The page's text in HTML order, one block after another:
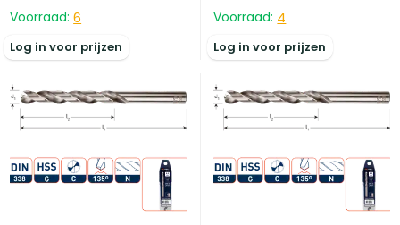
Voorraad: 6
Log in voor prijzen
Voorraad: 4
Log in voor prijzen